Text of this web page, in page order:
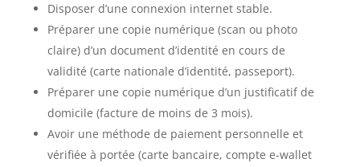
Disposer d’une connexion internet stable.
Préparer une copie numérique (scan ou photo
claire) d’un document d’identité en cours de
validité (carte nationale d’identité, passeport).
Préparer une copie numérique d’un justificatif de
domicile (facture de moins de 3 mois).
Avoir une méthode de paiement personnelle et
vérifiée à portée (carte bancaire, compte e-wallet